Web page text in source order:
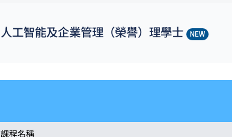
人工智能及企業管理（榮譽）理學士 NEW
課程名稱